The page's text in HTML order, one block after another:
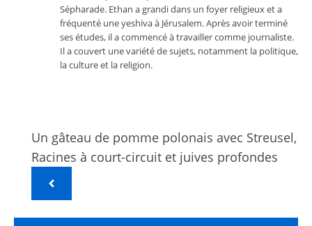
Sépharade. Ethan a grandi dans un foyer religieux et a
fréquenté une yeshiva à Jérusalem. Après avoir terminé
ses études, il a commencé à travailler comme journaliste.
Il a couvert une variété de sujets, notamment la politique,
la culture et la religion.
Un gâteau de pomme polonais avec Streusel,
Racines à court-circuit et juives profondes